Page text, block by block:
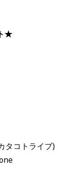
★
タコトライブ)